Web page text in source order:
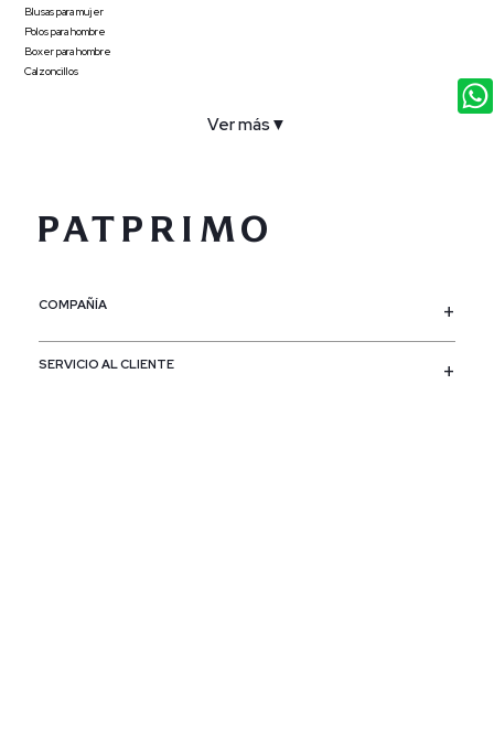
Blusas para mujer
Polos para hombre
Boxer para hombre
Calzoncillos
Ver más ▼
COMPAÑÍA
SERVICIO AL CLIENTE